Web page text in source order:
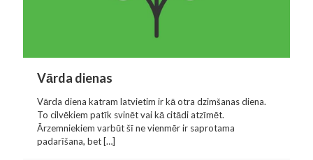
Vārda dienas
Vārda diena katram latvietim ir kā otra dzimšanas diena.
To cilvēkiem patīk svinēt vai kā citādi atzīmēt.
Ārzemniekiem varbūt šī ne vienmēr ir saprotama
padarīšana, bet […]